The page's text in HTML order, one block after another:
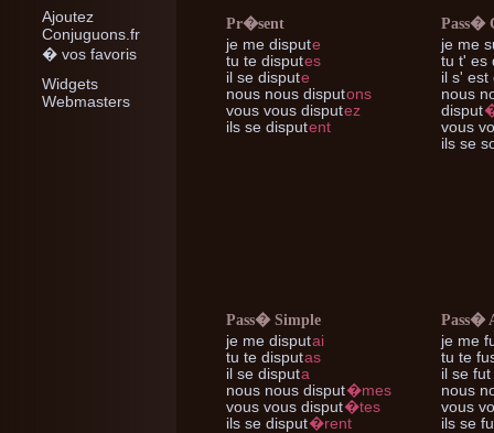
Ajoutez
Conjuguons.fr
� vos favoris
Widgets
Webmasters
Pr�sent
je me dispute
tu te disputes
il se dispute
nous nous disputons
vous vous disputez
ils se disputent
Pass�
je me
tu t' es
il s' est
nous
disput
vous
ils se
Pass� Simple
je me disputai
tu te disputas
il se disputa
nous nous disput�mes
vous vous disput�tes
ils se disput�rent
Pass�
je me
tu te
il se fut
nous
vous
ils se